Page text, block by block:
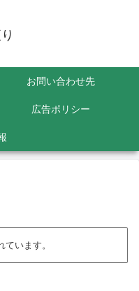
お問い合わせ先
広告ポリシー
います。